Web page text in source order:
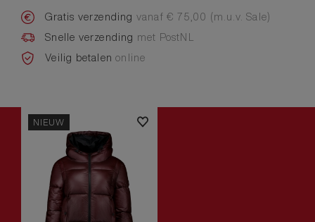
Gratis verzending vanaf € 75,00 (m.u.v. Sale)
Snelle verzending met PostNL
Veilig betalenonline
NIEUW